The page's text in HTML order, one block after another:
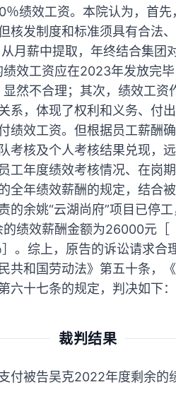
绩效工资。本院认为，首
核发制度和标准须具有合法
月薪中提取，年终结合集团
效工资应在2023年发放完
然不合理；其次，绩效工资
系，体现了权利和义务、付
绩效工资。但根据员工薪酬
考核及个人考核结果兑现，
工年度绩效考核情况、在岗
全年绩效薪酬的规定，结合
的余姚“云湖尚府”项目已停
绩效薪酬金额为26000元
综上，原告的诉讼请求合
共和国劳动法》第五十条，
六十七条的规定，判决如下：
裁判结果
付被告吴克2022年度剩余